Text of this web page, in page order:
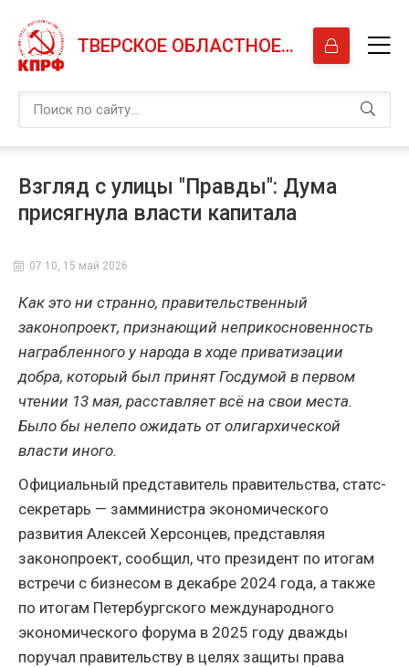
ТВЕРСКОЕ ОБЛАСТНОЕ ОТДЕЛЕНИЕ КПРФ
Взгляд с улицы "Правды": Дума
присягнула власти капитала
07:10, 15 май 2026
Как это ни странно, правительственный
законопроект, признающий неприкосновенность
награбленного у народа в ходе приватизации
добра, который был принят Госдумой в первом
чтении 13 мая, расставляет всё на свои места.
Было бы нелепо ожидать от олигархической
власти иного.
Официальный представитель правительства, статс-
секретарь — замминистра экономического
развития Алексей Херсонцев, представляя
законопроект, сообщил, что президент по итогам
встречи с бизнесом в декабре 2024 года, а также
по итогам Петербургского международного
экономического форума в 2025 году дважды
поручал правительству в целях защиты права